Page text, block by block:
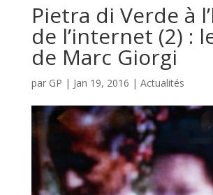
Pietra di Verde à
de l’internet (2) :
de Marc Giorgi
par GP | Jan 19, 2016 | Actualités